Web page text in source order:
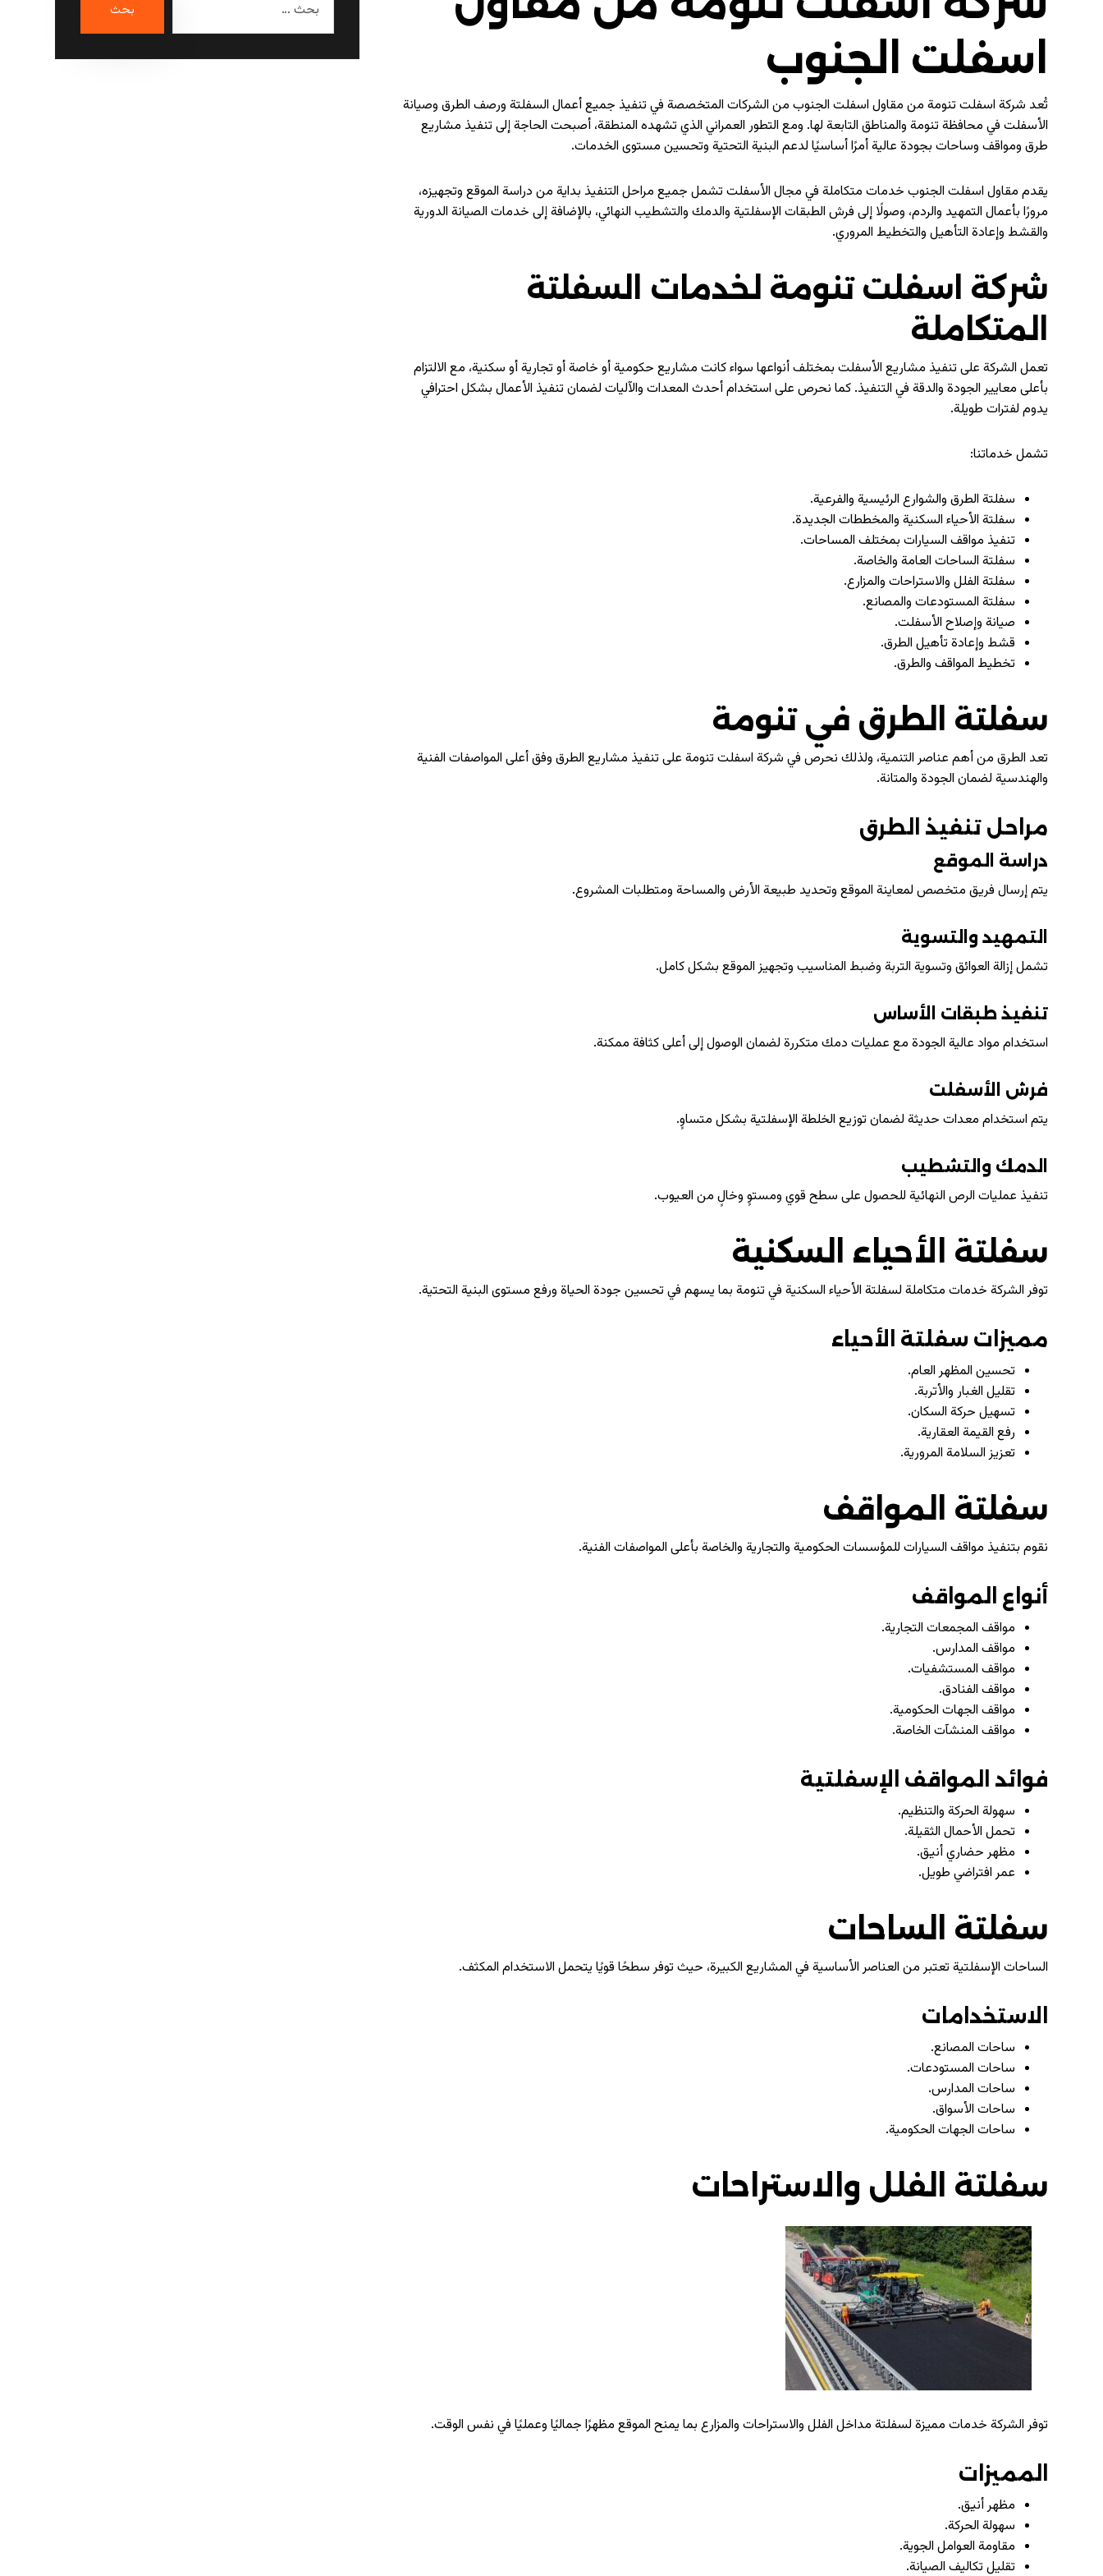
اسفلت الجنوب
تُعد شركة اسفلت تنومة من مقاول اسفلت الجنوب من الشركات المتخصصة في تنفيذ جميع أعمال السفلتة ورصف الطرق وصيانة
الأسفلت في محافظة تنومة والمناطق التابعة لها. ومع التطور العمراني الذي تشهده المنطقة، أصبحت الحاجة إلى تنفيذ مشاريع
طرق ومواقف وساحات بجودة عالية أمرًا أساسيًا لدعم البنية التحتية وتحسين مستوى الخدمات.
يقدم مقاول اسفلت الجنوب خدمات متكاملة في مجال الأسفلت تشمل جميع مراحل التنفيذ بداية من دراسة الموقع وتجهيزه،
مرورًا بأعمال التمهيد والردم، وصولًا إلى فرش الطبقات الإسفلتية والدمك والتشطيب النهائي، بالإضافة إلى خدمات الصيانة الدورية
والقشط وإعادة التأهيل والتخطيط المروري.
شركة اسفلت تنومة لخدمات السفلتة
المتكاملة
تعمل الشركة على تنفيذ مشاريع الأسفلت بمختلف أنواعها سواء كانت مشاريع حكومية أو خاصة أو تجارية أو سكنية، مع الالتزام
بأعلى معايير الجودة والدقة في التنفيذ. كما نحرص على استخدام أحدث المعدات والآليات لضمان تنفيذ الأعمال بشكل احترافي
يدوم لفترات طويلة.
تشمل خدماتنا:
سفلتة الطرق والشوارع الرئيسية والفرعية.
سفلتة الأحياء السكنية والمخططات الجديدة.
تنفيذ مواقف السيارات بمختلف المساحات.
سفلتة الساحات العامة والخاصة.
سفلتة الفلل والاستراحات والمزارع.
سفلتة المستودعات والمصانع.
صيانة وإصلاح الأسفلت.
قشط وإعادة تأهيل الطرق.
تخطيط المواقف والطرق.
سفلتة الطرق في تنومة
تعد الطرق من أهم عناصر التنمية، ولذلك نحرص في شركة اسفلت تنومة على تنفيذ مشاريع الطرق وفق أعلى المواصفات الفنية
والهندسية لضمان الجودة والمتانة.
مراحل تنفيذ الطرق
دراسة الموقع
يتم إرسال فريق متخصص لمعاينة الموقع وتحديد طبيعة الأرض والمساحة ومتطلبات المشروع.
التمهيد والتسوية
تشمل إزالة العوائق وتسوية التربة وضبط المناسيب وتجهيز الموقع بشكل كامل.
تنفيذ طبقات الأساس
استخدام مواد عالية الجودة مع عمليات دمك متكررة لضمان الوصول إلى أعلى كثافة ممكنة.
فرش الأسفلت
يتم استخدام معدات حديثة لضمان توزيع الخلطة الإسفلتية بشكل متساوٍ.
الدمك والتشطيب
تنفيذ عمليات الرص النهائية للحصول على سطح قوي ومستوٍ وخالٍ من العيوب.
سفلتة الأحياء السكنية
توفر الشركة خدمات متكاملة لسفلتة الأحياء السكنية في تنومة بما يسهم في تحسين جودة الحياة ورفع مستوى البنية التحتية.
مميزات سفلتة الأحياء
تحسين المظهر العام.
تقليل الغبار والأتربة.
تسهيل حركة السكان.
رفع القيمة العقارية.
تعزيز السلامة المرورية.
سفلتة المواقف
نقوم بتنفيذ مواقف السيارات للمؤسسات الحكومية والتجارية والخاصة بأعلى المواصفات الفنية.
أنواع المواقف
مواقف المجمعات التجارية.
مواقف المدارس.
مواقف المستشفيات.
مواقف الفنادق.
مواقف الجهات الحكومية.
مواقف المنشآت الخاصة.
فوائد المواقف الإسفلتية
سهولة الحركة والتنظيم.
تحمل الأحمال الثقيلة.
مظهر حضاري أنيق.
عمر افتراضي طويل.
سفلتة الساحات
الساحات الإسفلتية تعتبر من العناصر الأساسية في المشاريع الكبيرة، حيث توفر سطحًا قويًا يتحمل الاستخدام المكثف.
الاستخدامات
ساحات المصانع.
ساحات المستودعات.
ساحات المدارس.
ساحات الأسواق.
ساحات الجهات الحكومية.
سفلتة الفلل والاستراحات
توفر الشركة خدمات مميزة لسفلتة مداخل الفلل والاستراحات والمزارع بما يمنح الموقع مظهرًا جماليًا وعمليًا في نفس الوقت.
المميزات
مظهر أنيق.
سهولة الحركة.
مقاومة العوامل الجوية.
تقليل تكاليف الصيانة.